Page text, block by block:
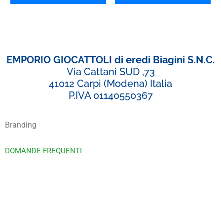
EMPORIO GIOCATTOLI di eredi Biagini S.N.C.
Via Cattani SUD ,73
41012 Carpi (Modena) Italia
P.IVA 01140550367
Branding
DOMANDE FREQUENTI